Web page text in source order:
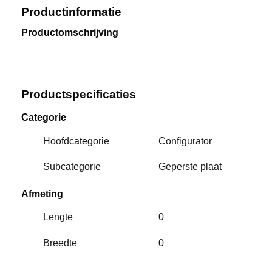
Productinformatie
Productomschrijving
Productspecificaties
Categorie
Hoofdcategorie Configurator
Subcategorie Geperste plaat
Afmeting
Lengte 0
Breedte 0